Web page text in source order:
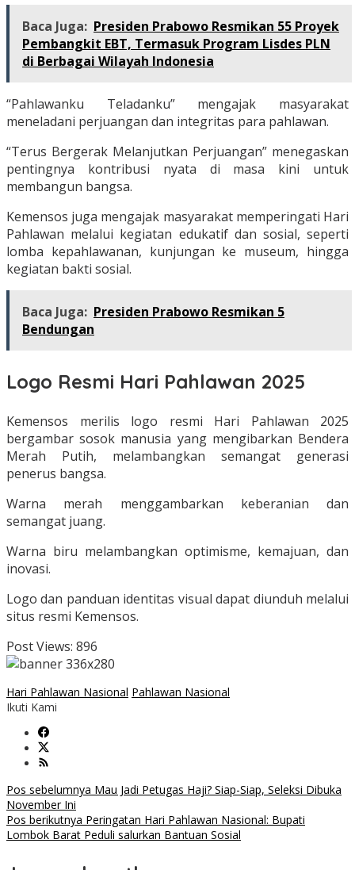
Baca Juga: Presiden Prabowo Resmikan 55 Proyek
Pembangkit EBT, Termasuk Program Lisdes PLN
di Berbagai Wilayah Indonesia
“Pahlawanku Teladanku” mengajak masyarakat
meneladani perjuangan dan integritas para pahlawan.
“Terus Bergerak Melanjutkan Perjuangan” menegaskan
pentingnya kontribusi nyata di masa kini untuk
membangun bangsa.
Kemensos juga mengajak masyarakat memperingati Hari
Pahlawan melalui kegiatan edukatif dan sosial, seperti
lomba kepahlawanan, kunjungan ke museum, hingga
kegiatan bakti sosial.
Baca Juga: Presiden Prabowo Resmikan 5
Bendungan
Logo Resmi Hari Pahlawan 2025
Kemensos merilis logo resmi Hari Pahlawan 2025
bergambar sosok manusia yang mengibarkan Bendera
Merah Putih, melambangkan semangat generasi
penerus bangsa.
Warna merah menggambarkan keberanian dan
semangat juang.
Warna biru melambangkan optimisme, kemajuan, dan
inovasi.
Logo dan panduan identitas visual dapat diunduh melalui
situs resmi Kemensos.
Post Views: 896
Hari Pahlawan Nasional Pahlawan Nasional
Ikuti Kami
Navigasi
pos
Pos sebelumnya Mau Jadi Petugas Haji? Siap-Siap, Seleksi Dibuka
November Ini
Pos berikutnya Peringatan Hari Pahlawan Nasional: Bupati
Lombok Barat Peduli salurkan Bantuan Sosial